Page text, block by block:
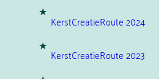
KerstCreatieRoute 2024
KerstCreatieRoute 2023